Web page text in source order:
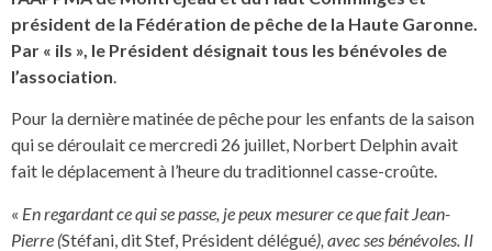
président de la Fédération de pêche de la Haute Garonne.
Par « ils », le Président désignait tous les bénévoles de
l’association.
Pour la dernière matinée de pêche pour les enfants de la saison
qui se déroulait ce mercredi 26 juillet, Norbert Delphin avait
fait le déplacement à l’heure du traditionnel casse-croûte.
« En regardant ce qui se passe, je peux mesurer ce que fait Jean-
Pierre (Stéfani, dit Stef, Président délégué), avec ses bénévoles. Il